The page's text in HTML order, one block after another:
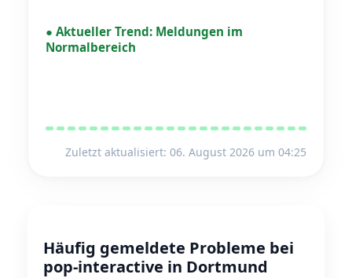
● Aktueller Trend: Meldungen im
Normalbereich
Zuletzt aktualisiert: 06. August 2026 um 04:25
Häufig gemeldete Probleme bei
pop-interactive in Dortmund